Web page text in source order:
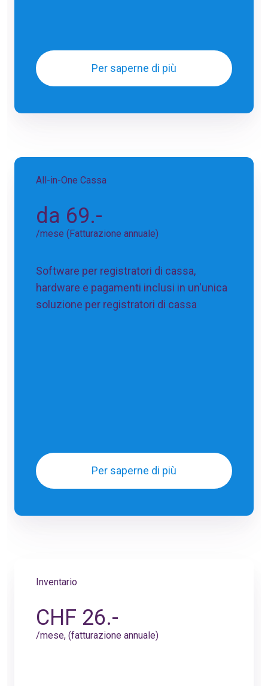
Per saperne di più
All-in-One Cassa
da 69.-
/mese (Fatturazione annuale)
Software per registratori di cassa,
hardware e pagamenti inclusi in un'unica
soluzione per registratori di cassa
Per saperne di più
Inventario
CHF 26.-
/mese, (fatturazione annuale)